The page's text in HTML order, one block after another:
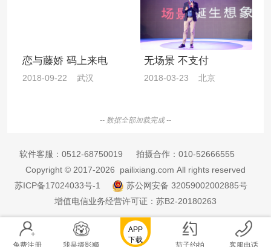
恋与藤娇 码上来电
2018-09-22 武汉
无场景 不支付
2018-03-23 北京
-- 数据全部加载完成 --
软件客服： 0512-68750019 拍摄合作： 010-52666555
Copyright © 2017-2026 pailixiang.com All rights reserved
苏ICP备17024033号-1
苏公网安备 32059002002885号
增值电信业务经营许可证：苏B2-20180263
APP
下载